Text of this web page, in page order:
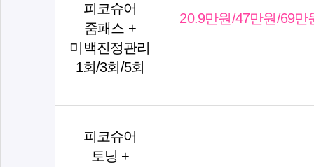
피코슈어
줌패스 +
미백진정관리
1회/3회/5회
20.9만원/47만원/69만
피코슈어
토닝 +